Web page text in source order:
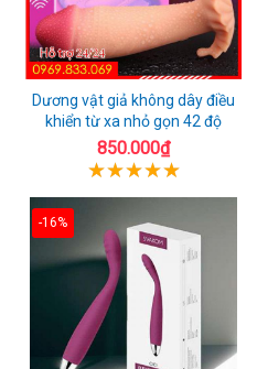
Dương vật giả không dây điều
khiển từ xa nhỏ gọn 42 độ
850.000₫
-16%